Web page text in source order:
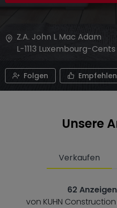
Z.A. John L Mac Adam
L-1113 Luxembourg-Cents
Folgen Empfehlen
Unsere
Verkaufen
62
von KUHN